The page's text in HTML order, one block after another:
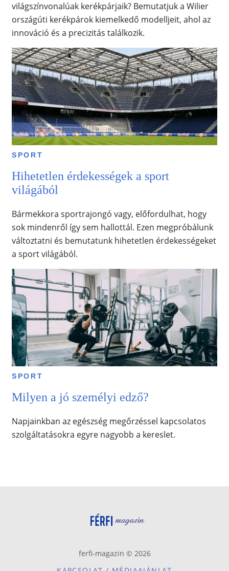
világszínvonalúak kerékpárjaik? Bemutatjuk a Wilier
országúti kerékpárok kiemelkedő modelljeit, ahol az
innováció és a precizitás találkozik.
SPORT
Hihetetlen érdekességek a sport
világából
Bármekkora sportrajongó vagy, előfordulhat, hogy
sok mindenről így sem hallottál. Ezen megpróbálunk
változtatni és bemutatunk hihetetlen érdekességeket
a sport világából.
SPORT
Milyen a jó személyi edző?
Napjainkban az egészség megőrzéssel kapcsolatos
szolgáltatásokra egyre nagyobb a kereslet.
ferfi-magazin © 2026